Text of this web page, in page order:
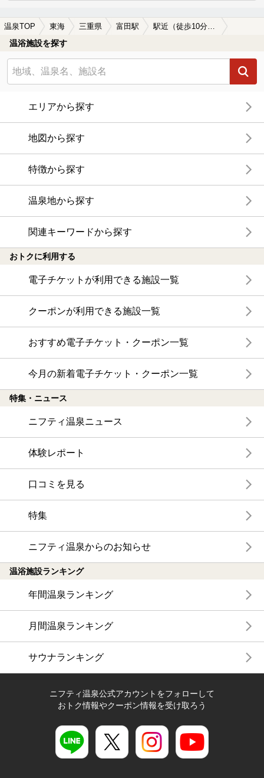
温泉TOP 東海 三重県 富田駅 駅近（徒歩10分以内）の富田駅近くの温泉、日帰り温泉、スーパー銭湯おすすめ
温浴施設を探す
エリアから探す
地図から探す
特徴から探す
温泉地から探す
関連キーワードから探す
おトクに利用する
電子チケットが利用できる施設一覧
クーポンが利用できる施設一覧
おすすめ電子チケット・クーポン一覧
今月の新着電子チケット・クーポン一覧
特集・ニュース
ニフティ温泉ニュース
体験レポート
口コミを見る
特集
ニフティ温泉からのお知らせ
温浴施設ランキング
年間温泉ランキング
月間温泉ランキング
サウナランキング
ニフティ温泉公式アカウントをフォローして
おトク情報やクーポン情報を受け取ろう